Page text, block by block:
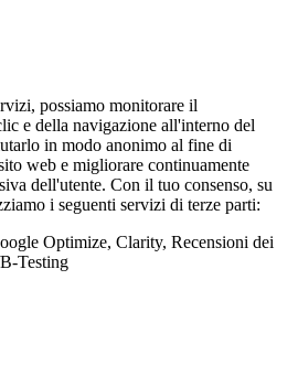
possiamo monitorare il
e della navigazione all'interno del
in modo anonimo al fine di
web e migliorare continuamente
dell'utente. Con il tuo consenso, su
i seguenti servizi di terze parti:
Optimize, Clarity, Recensioni dei
Testing